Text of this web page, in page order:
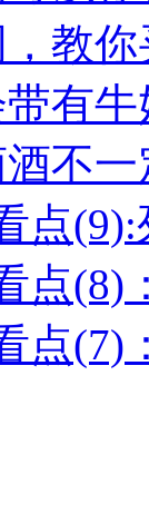
教
有
不
点(9):
点(8)
点(7)